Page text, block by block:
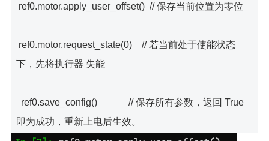
ref0.motor.apply_user_offset() // 保存当前位置为零位
ref0.motor.request_state(0) // 若当前处于使能状态
下，先将执行器 失能
ref0.save_config() // 保存所有参数，返回 True
即为成功，重新上电后生效。